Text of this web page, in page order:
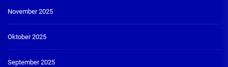
November 2025
Oktober 2025
September 2025